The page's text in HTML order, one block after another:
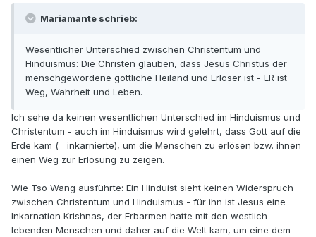
Mariamante schrieb:
Wesentlicher Unterschied zwischen Christentum und
Hinduismus: Die Christen glauben, dass Jesus Christus der
menschgewordene göttliche Heiland und Erlöser ist - ER ist
Weg, Wahrheit und Leben.
Ich sehe da keinen wesentlichen Unterschied im Hinduismus und
Christentum - auch im Hinduismus wird gelehrt, dass Gott auf die
Erde kam (= inkarnierte), um die Menschen zu erlösen bzw. ihnen
einen Weg zur Erlösung zu zeigen.
Wie Tso Wang ausführte: Ein Hinduist sieht keinen Widerspruch
zwischen Christentum und Hinduismus - für ihn ist Jesus eine
Inkarnation Krishnas, der Erbarmen hatte mit den westlich
lebenden Menschen und daher auf die Welt kam, um eine dem